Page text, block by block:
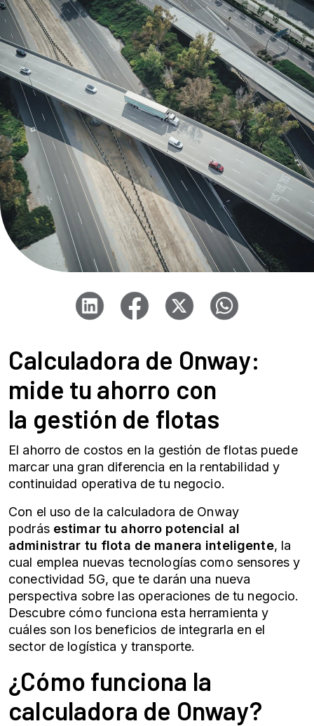
Calculadora de Onway:
mide tu ahorro con
la gestión de flotas
El ahorro de costos en la gestión de flotas puede
marcar una gran diferencia en la rentabilidad y
continuidad operativa de tu negocio.
Con el uso de la calculadora de Onway
podrás estimar tu ahorro potencial al
administrar tu flota de manera inteligente, la
cual emplea nuevas tecnologías como sensores y
conectividad 5G, que te darán una nueva
perspectiva sobre las operaciones de tu negocio.
Descubre cómo funciona esta herramienta y
cuáles son los beneficios de integrarla en el
sector de logística y transporte.
¿Cómo funciona la
calculadora de Onway?